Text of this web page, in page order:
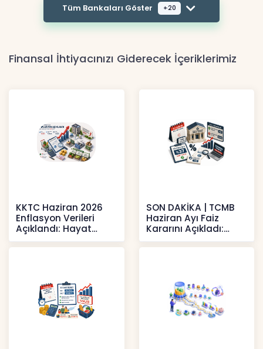
Tüm Bankaları Göster +20
Finansal İhtiyacınızı Giderecek İçeriklerimiz
KKTC Haziran 2026
Enflasyon Verileri
Açıklandı: Hayat
Pahalılığı Yükselişini
Sür
SON DAKİKA | TCMB
Haziran Ayı Faiz
Kararını Açıkladı:
Politika Faizi Yüzde
37’de